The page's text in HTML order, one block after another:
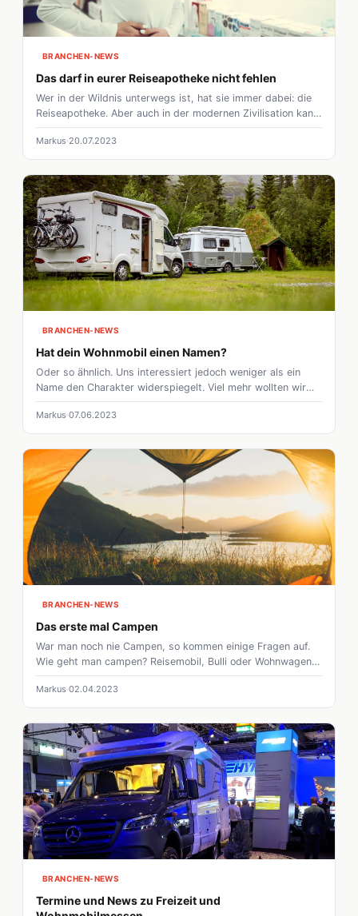
BRANCHEN-NEWS
Das darf in eurer Reiseapotheke nicht fehlen
Wer in der Wildnis unterwegs ist, hat sie immer dabei: die
Reiseapotheke. Aber auch in der modernen Zivilisation kann
es nie schaden, auf alles vorbereitet zu sein. Nicht immer
ist eine Apotheke in der Nähe. Wir sagen euch, was ihr
dabei haben solltet.
Markus 20.07.2023
BRANCHEN-NEWS
Hat dein Wohnmobil einen Namen?
Oder so ähnlich. Uns interessiert jedoch weniger als ein
Name den Charakter widerspiegelt. Viel mehr wollten wir
wissen, ob und wie ihr eure Camper benennt. Wollt ihr
wissen, welche Namen unter den Top 5 gelandet sind?
Markus 07.06.2023
BRANCHEN-NEWS
Das erste mal Campen
War man noch nie Campen, so kommen einige Fragen auf.
Wie geht man campen? Reisemobil, Bulli oder Wohnwagen?
Wohin geht die Reise überhaupt? Und das Wichtigste
natürlich: Was muss man beachten? Damit der erste
Campingurlaub reibungslos verläuft, haben wir euch das
wichtigste zusammengefasst.
Markus 02.04.2023
BRANCHEN-NEWS
Termine und News zu Freizeit und